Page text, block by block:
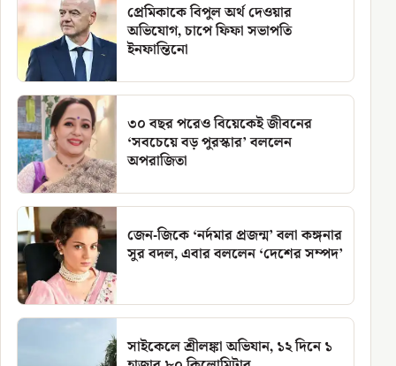
প্রেমিকাকে বিপুল অর্থ দেওয়ার
অভিযোগ, চাপে ফিফা সভাপতি
ইনফান্তিনো
৩০ বছর পরেও বিয়েকেই জীবনের
‘সবচেয়ে বড় পুরস্কার’ বললেন
অপরাজিতা
জেন-জিকে ‘নর্দমার প্রজন্ম’ বলা কঙ্গনার
সুর বদল, এবার বললেন ‘দেশের সম্পদ’
সাইকেলে শ্রীলঙ্কা অভিযান, ১২ দিনে ১